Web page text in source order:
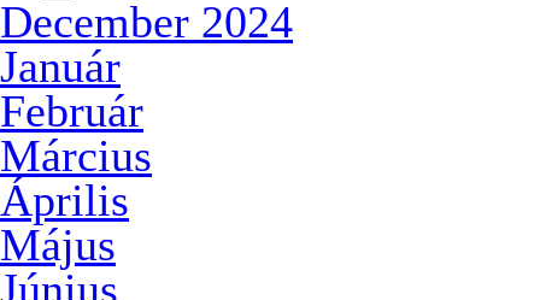
December 2024
Január
Február
Március
Április
Május
Június